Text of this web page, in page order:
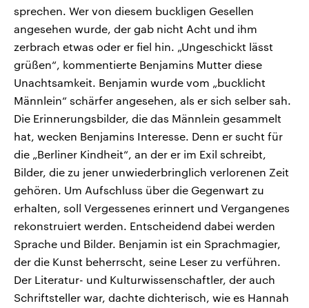
sprechen. Wer von diesem buckligen Gesellen
angesehen wurde, der gab nicht Acht und ihm
zerbrach etwas oder er fiel hin. „Ungeschickt lässt
grüßen“, kommentierte Benjamins Mutter diese
Unachtsamkeit. Benjamin wurde vom „bucklicht
Männlein“ schärfer angesehen, als er sich selber sah.
Die Erinnerungsbilder, die das Männlein gesammelt
hat, wecken Benjamins Interesse. Denn er sucht für
die „Berliner Kindheit“, an der er im Exil schreibt,
Bilder, die zu jener unwiederbringlich verlorenen Zeit
gehören. Um Aufschluss über die Gegenwart zu
erhalten, soll Vergessenes erinnert und Vergangenes
rekonstruiert werden. Entscheidend dabei werden
Sprache und Bilder. Benjamin ist ein Sprachmagier,
der die Kunst beherrscht, seine Leser zu verführen.
Der Literatur- und Kulturwissenschaftler, der auch
Schriftsteller war, dachte dichterisch, wie es Hannah